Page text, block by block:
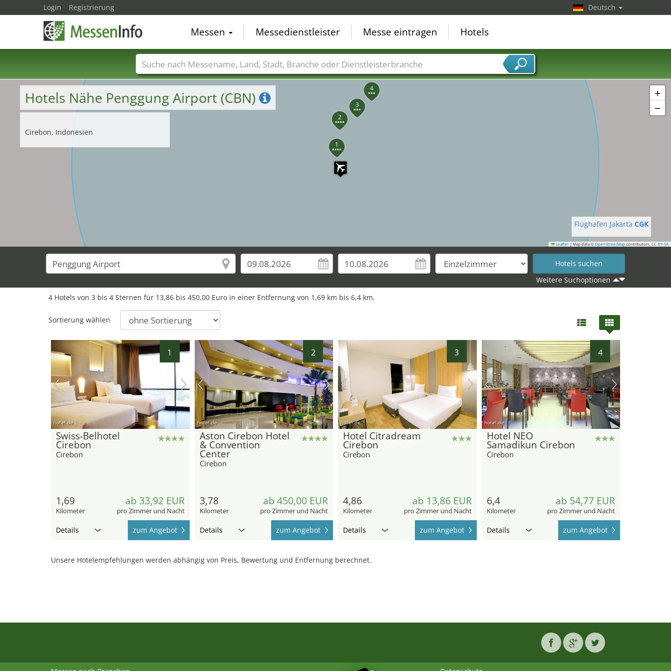
1
2
3
4
+
−
Leaflet | Map data © OpenStreetMap contributors, CC-BY-SA
Hotels Nähe Penggung Airport (CBN)
Cirebon, Indonesien
Flughafen Jakarta CGK
Weitere Suchoptionen
4 Hotels von 3 bis 4 Sternen für 13,86 bis 450,00 Euro in einer Entfernung von 1,69 km bis 6,4 km.
Sortierung wählen
1
hotel.de
Swiss-Belhotel
Cirebon
Cirebon
1,69
Kilometer
ab 33,92 EUR
pro Zimmer und Nacht
Details zum Angebot
2
hotel.de
Aston Cirebon Hotel
& Convention
Center
Cirebon
3,78
Kilometer
ab 450,00 EUR
pro Zimmer und Nacht
Details zum Angebot
3
hotel.de
Hotel Citradream
Cirebon
Cirebon
4,86
Kilometer
ab 13,86 EUR
pro Zimmer und Nacht
Details zum Angebot
4
hotel.de
Hotel NEO
Samadikun Cirebon
Cirebon
6,4
Kilometer
ab 54,77 EUR
pro Zimmer und Nacht
Details zum Angebot
Unsere Hotelempfehlungen werden abhängig von Preis, Bewertung und Entfernung berechnet.
Login Registrierung Deutsch
Messen Messedienstleister Messe eintragen Hotels
Messenamen Länder Städte Branchen Dienstleisterbranchen